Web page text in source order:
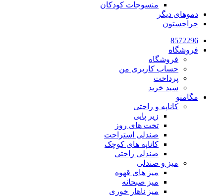
منسوجات کودکان
دموهای دیگر
حراجستون
8572296
فروشگاه
فروشگاه
حساب کاربری من
پرداخت
سبد خرید
مگامنو
کاناپه و راحتی
زیر پایی
تخت های روز
صندلی استراحت
کاناپه های کوچک
صندلی راحتی
میز و صندلی
میز های قهوه
میز صبحانه
میز ناهار خوری